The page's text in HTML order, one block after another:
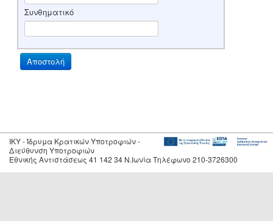
Συνθηματικό
IKY - Ίδρυμα Κρατικών Υποτροφιών -
Διεύθυνση Υποτροφιών
Εθνικής Αντιστάσεως 41 142 34 Ν.Ιωνία Τηλέφωνο 210-3726300